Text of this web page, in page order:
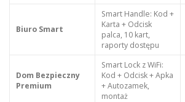
Biuro Smart
Smart Handle: Kod +
Karta + Odcisk
palca, 10 kart,
raporty dostępu
Dom Bezpieczny
Premium
Smart Lock z WiFi:
Kod + Odcisk + Apka
+ Autozamek,
montaż